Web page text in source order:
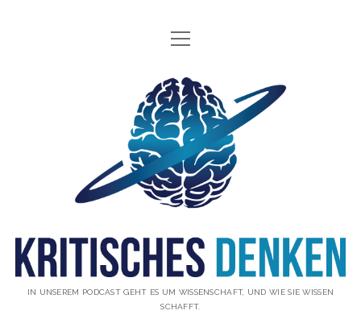
INFO
ÜBER UNS
WAS IST KRITISCHES DENKEN?
GÄSTE
THEMEN
UNTERSTÜTZUNG
Menü
öffnen
Kritisches
Podcast
IN UNSEREM PODCAST GEHT ES UM WISSENSCHAFT, UND WIE SIE WISSEN
SCHAFFT.